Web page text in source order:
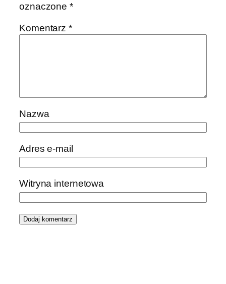
oznaczone*
Komentarz*
Nazwa
Adres e-mail
Witryna internetowa